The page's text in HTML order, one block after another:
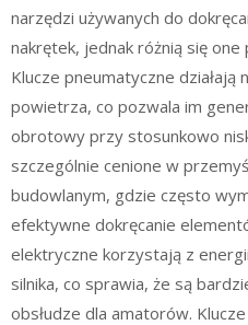
narzędzi używanych do
nakrętek, jednak różnią się
Klucze pneumatyczne działają
powietrza, co pozwala im
obrotowy przy stosunkowo
szczególnie cenione w
budowlanym, gdzie często
efektywne dokręcanie
elektryczne korzystają z
silnika, co sprawia, że są
obsłudze dla amatorów.